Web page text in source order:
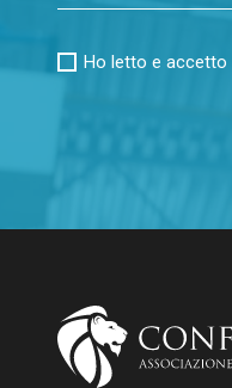
Ho letto e accetto